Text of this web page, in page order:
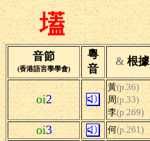
壒
音節
(香港語言學學會)
粵
音
& 根據
oi2
黃(p.36)
周(p.33)
李(p.269)
oi3 何(p.261)